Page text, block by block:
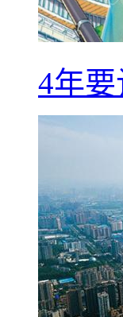
4年